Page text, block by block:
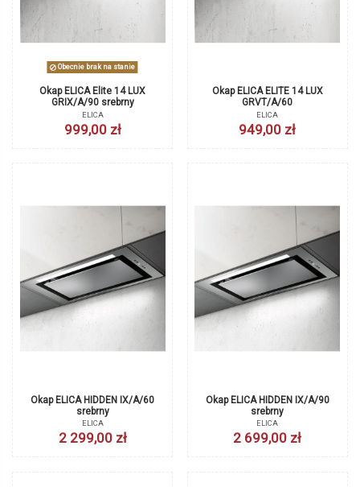
Obecnie brak na stanie
Okap ELICA Elite 14 LUX
GRIX/A/90 srebrny
ELICA
999,00 zł
Okap ELICA ELITE 14 LUX
GRVT/A/60
ELICA
949,00 zł
Okap ELICA HIDDEN IX/A/60
srebrny
ELICA
2 299,00 zł
Okap ELICA HIDDEN IX/A/90
srebrny
ELICA
2 699,00 zł